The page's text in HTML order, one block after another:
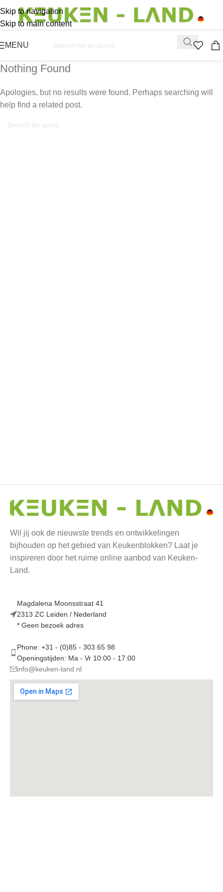
Skip to navigation
Skip to main content
MENU
Nothing Found
Apologies, but no results were found. Perhaps searching will
help find a related post.
Wil jij ook de nieuwste trends en ontwikkelingen
bijhouden op het gebied van Keukenblokken? Laat je
inspireren door het ruime online aanbod van Keuken-
Land.
Magdalena Moonsstraat 41
2313 ZC Leiden / Nederland
* Geen bezoek adres
Phone: +31 - (0)85 - 303 65 98
Openingstijden: Ma - Vr 10:00 - 17:00
info@keuken-land.nl